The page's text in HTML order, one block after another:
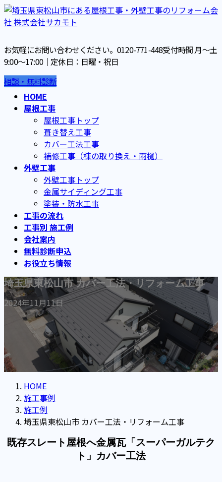
お気軽にお問い合わせください。 0120-771-448受付時間 月～土
9:00～17:00｜定休日：日曜・祝日
相談・無料診断
HOME
屋根工事
屋根工事トップ
葺き替え工事
カバー工法工事
補修工事（棟の取り換え・雨樋）
外壁工事
外壁工事トップ
金属サイディング工事
塗装・防水工事
工事の流れ
工事別 施工例
会社案内
無料診断申込
お役立ち情報
埼玉県東松山市 カバー工法・リフォーム工事
2024年11月11日
HOME
施工事例
施工例
埼玉県東松山市 カバー工法・リフォーム工事
既存スレート屋根へ金属瓦「スーパーガルテク
ト」カバー工法